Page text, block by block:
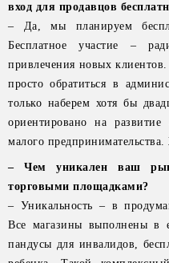
вход для продавцов
– Да, мы планируем
Бесплатное участие –
привлечения новых
просто обратиться в
только наберем хотя бы
ориентировано на
малого
– Чем уникален ваш
торговыми площадками?
– Уникальность – в
Все магазины выполнены в
пандусы для инвалидов,